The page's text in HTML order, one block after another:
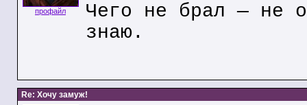
профайл
Чего не брал — не
знаю.
Re: Хочу замуж!